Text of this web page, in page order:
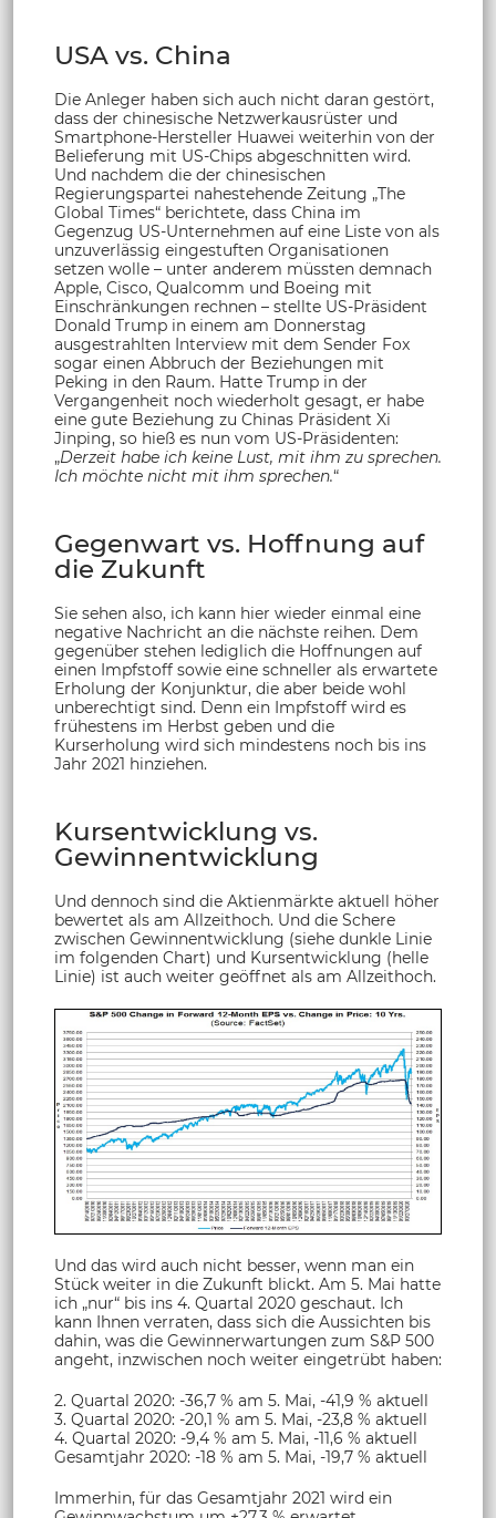
USA vs. China
Die Anleger haben sich auch nicht daran gestört,
dass der chinesische Netzwerkausrüster und
Smartphone-Hersteller Huawei weiterhin von der
Belieferung mit US-Chips abgeschnitten wird.
Und nachdem die der chinesischen
Regierungspartei nahestehende Zeitung „The
Global Times“ berichtete, dass China im
Gegenzug US-Unternehmen auf eine Liste von als
unzuverlässig eingestuften Organisationen
setzen wolle – unter anderem müssten demnach
Apple, Cisco, Qualcomm und Boeing mit
Einschränkungen rechnen – stellte US-Präsident
Donald Trump in einem am Donnerstag
ausgestrahlten Interview mit dem Sender Fox
sogar einen Abbruch der Beziehungen mit
Peking in den Raum. Hatte Trump in der
Vergangenheit noch wiederholt gesagt, er habe
eine gute Beziehung zu Chinas Präsident Xi
Jinping, so hieß es nun vom US-Präsidenten:
„Derzeit habe ich keine Lust, mit ihm zu sprechen.
Ich möchte nicht mit ihm sprechen.“
Gegenwart vs. Hoffnung auf
die Zukunft
Sie sehen also, ich kann hier wieder einmal eine
negative Nachricht an die nächste reihen. Dem
gegenüber stehen lediglich die Hoffnungen auf
einen Impfstoff sowie eine schneller als erwartete
Erholung der Konjunktur, die aber beide wohl
unberechtigt sind. Denn ein Impfstoff wird es
frühestens im Herbst geben und die
Kurserholung wird sich mindestens noch bis ins
Jahr 2021 hinziehen.
Kursentwicklung vs.
Gewinnentwicklung
Und dennoch sind die Aktienmärkte aktuell höher
bewertet als am Allzeithoch. Und die Schere
zwischen Gewinnentwicklung (siehe dunkle Linie
im folgenden Chart) und Kursentwicklung (helle
Linie) ist auch weiter geöffnet als am Allzeithoch.
Und das wird auch nicht besser, wenn man ein
Stück weiter in die Zukunft blickt. Am 5. Mai hatte
ich „nur“ bis ins 4. Quartal 2020 geschaut. Ich
kann Ihnen verraten, dass sich die Aussichten bis
dahin, was die Gewinnerwartungen zum S&P 500
angeht, inzwischen noch weiter eingetrübt haben:
2. Quartal 2020: -36,7 % am 5. Mai, -41,9 % aktuell
3. Quartal 2020: -20,1 % am 5. Mai, -23,8 % aktuell
4. Quartal 2020: -9,4 % am 5. Mai, -11,6 % aktuell
Gesamtjahr 2020: -18 % am 5. Mai, -19,7 % aktuell
Immerhin, für das Gesamtjahr 2021 wird ein